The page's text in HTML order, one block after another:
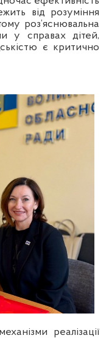
від розуміння
роз’яснювальна
у справах дітей,
є критично
реалізації